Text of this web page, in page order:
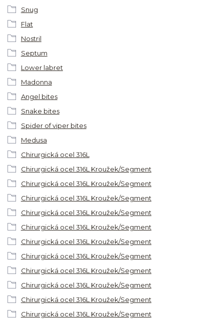
Snug
Flat
Nostril
Septum
Lower labret
Madonna
Angel bites
Snake bites
Spider of viper bites
Medusa
Chirurgická ocel 316L
Chirurgická ocel 316L Kroužek/Segment
Chirurgická ocel 316L Kroužek/Segment
Chirurgická ocel 316L Kroužek/Segment
Chirurgická ocel 316L Kroužek/Segment
Chirurgická ocel 316L Kroužek/Segment
Chirurgická ocel 316L Kroužek/Segment
Chirurgická ocel 316L Kroužek/Segment
Chirurgická ocel 316L Kroužek/Segment
Chirurgická ocel 316L Kroužek/Segment
Chirurgická ocel 316L Kroužek/Segment
Chirurgická ocel 316L Kroužek/Segment